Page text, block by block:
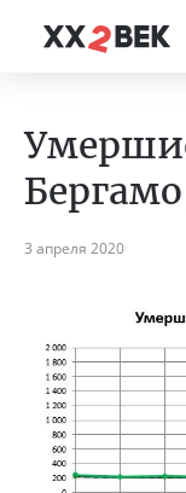
3 апреля 2020